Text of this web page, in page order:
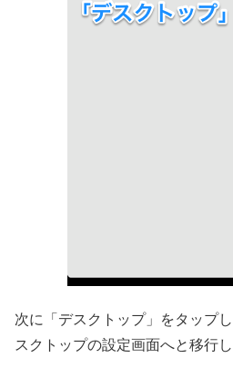
次に「デスクトップ」をタップ
スクトップの設定画面へと移行し